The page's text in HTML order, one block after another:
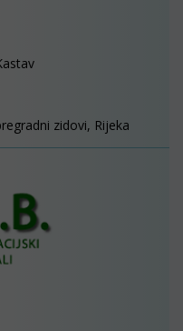
zidovi, Rijeka